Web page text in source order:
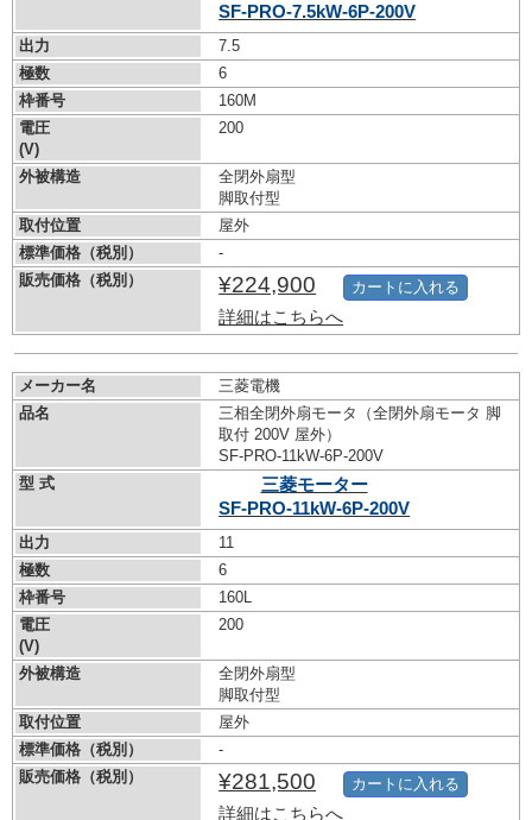
SF-PRO-7.5kW-6P-200V
出力
7.5
極数
6
枠番号
160M
電圧
(V)
200
外被構造
全閉外扇型
脚取付型
取付位置
屋外
標準価格（税別）
-
販売価格（税別）
¥224,900
詳細はこちらへ
カートに入れる
メーカー名
三菱電機
品名
三相全閉外扇モータ（全閉外扇モータ 脚
取付 200V 屋外）
SF-PRO-11kW-6P-200V
型 式
三菱モーター
SF-PRO-11kW-6P-200V
出力
11
極数
6
枠番号
160L
電圧
(V)
200
外被構造
全閉外扇型
脚取付型
取付位置
屋外
標準価格（税別）
-
販売価格（税別）
¥281,500
詳細はこちらへ
カートに入れる